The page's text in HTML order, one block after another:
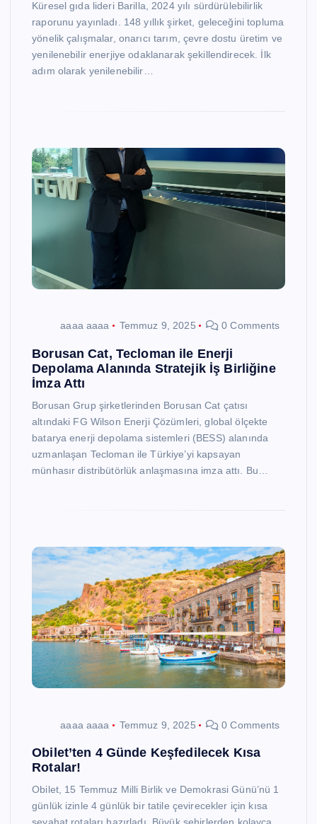
Küresel gıda lideri Barilla, 2024 yılı sürdürülebilirlik
raporunu yayınladı. 148 yıllık şirket, geleceğini topluma
yönelik çalışmalar, onarıcı tarım, çevre dostu üretim ve
yenilenebilir enerjiye odaklanarak şekillendirecek. İlk
adım olarak yenilenebilir…
aaaa aaaa Temmuz 9, 2025 0 Comments
Borusan Cat, Tecloman ile Enerji
Depolama Alanında Stratejik İş Birliğine
İmza Attı
Borusan Grup şirketlerinden Borusan Cat çatısı
altındaki FG Wilson Enerji Çözümleri, global ölçekte
batarya enerji depolama sistemleri (BESS) alanında
uzmanlaşan Tecloman ile Türkiye’yi kapsayan
münhasır distribütörlük anlaşmasına imza attı. Bu…
aaaa aaaa Temmuz 9, 2025 0 Comments
Obilet’ten 4 Günde Keşfedilecek Kısa
Rotalar!
Obilet, 15 Temmuz Milli Birlik ve Demokrasi Günü’nü 1
günlük izinle 4 günlük bir tatile çevirecekler için kısa